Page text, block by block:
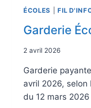
ÉCOLES FIL
Garderie
2 avril 2026
Garderie
avril 2026,
du 12 mars 2026